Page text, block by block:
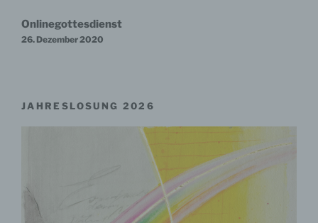
Onlinegottesdienst
26. Dezember 2020
JAHRESLOSUNG 2026